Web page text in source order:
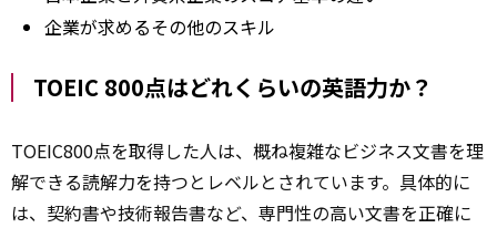
企業が求めるその他のスキル
TOEIC 800点はどれくらいの英語力か？
TOEIC800点を取得した人は、概ね複雑なビジネス文書を理
解できる読解力を持つとレベルとされています。具体的に
は、契約書や技術報告書など、専門性の高い文書を正確に